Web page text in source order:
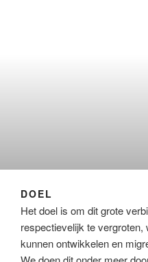
DOEL
Het doel is om dit grote
respectievelijk te
kunnen ontwikkelen en